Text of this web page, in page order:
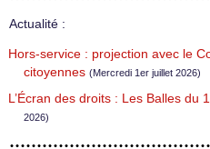
Actualité :
Hors-service : projection avec le
citoyennes (Mercredi 1er juillet 2026)
L’Écran des droits : Les Balles du
2026)